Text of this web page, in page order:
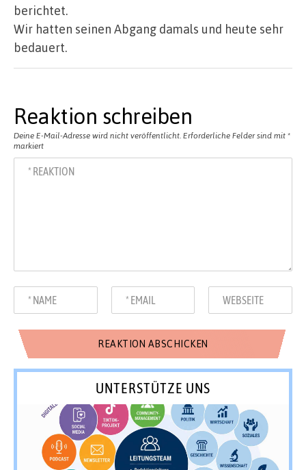
berichtet.
Wir hatten seinen Abgang damals und heute sehr
bedauert.
Reaktion schreiben
Deine E-Mail-Adresse wird nicht veröffentlicht. Erforderliche Felder sind mit *
markiert
UNTERSTÜTZE UNS